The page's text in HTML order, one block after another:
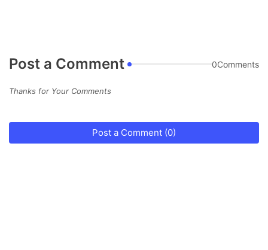
Post a Comment 0Comments
Thanks for Your Comments
Post a Comment (0)